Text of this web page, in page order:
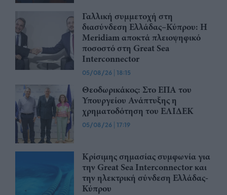
Γαλλική συμμετοχή στη
διασύνδεση Ελλάδας–Κύπρου: Η
Meridiam αποκτά πλειοψηφικό
ποσοστό στη Great Sea
Interconnector
05/08/26 | 18:15
Θεοδωρικάκος: Στο ΕΠΑ του
Υπουργείου Ανάπτυξης η
χρηματοδότηση του ΕΛΙΔΕΚ
05/08/26 | 17:19
Κρίσιμης σημασίας συμφωνία για
την Great Sea Interconnector και
την ηλεκτρική σύνδεση Ελλάδας-
Κύπρου